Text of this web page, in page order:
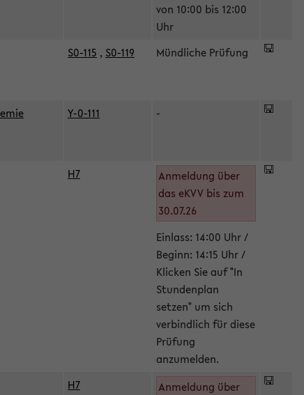
von 10:00 bis 12:00
Uhr
S0-115 , S0-119 Mündliche Prüfung
Y-0-111 -
H7
Anmeldung über
das eKVV bis zum
30.07.26
Einlass: 14:00 Uhr /
Beginn: 14:15 Uhr /
Klicken Sie auf "In
Stundenplan
setzen" um sich
verbindlich für diese
Prüfung
anzumelden.
H7
Anmeldung über